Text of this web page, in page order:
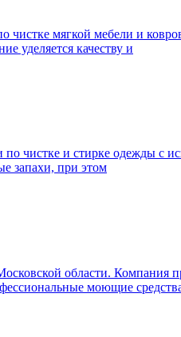
мягкой мебели и
уделяется качеству и
чистке и стирке одежды с
запахи, при этом
области. Компания
моющие